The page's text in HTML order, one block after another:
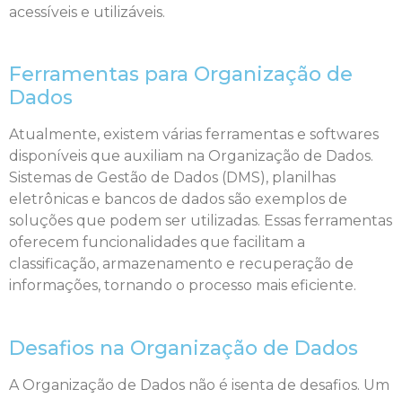
acessíveis e utilizáveis.
Ferramentas para Organização de
Dados
Atualmente, existem várias ferramentas e softwares
disponíveis que auxiliam na Organização de Dados.
Sistemas de Gestão de Dados (DMS), planilhas
eletrônicas e bancos de dados são exemplos de
soluções que podem ser utilizadas. Essas ferramentas
oferecem funcionalidades que facilitam a
classificação, armazenamento e recuperação de
informações, tornando o processo mais eficiente.
Desafios na Organização de Dados
A Organização de Dados não é isenta de desafios. Um